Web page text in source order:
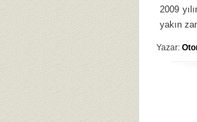
2009
yakın
Yazar: